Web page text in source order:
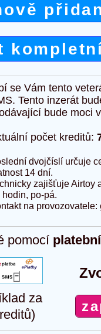
se Vám tento
Tento inzerát
bude moci
počet kreditů:
dvojčíslí určuje
14 dní.
zajišťuje Airtoy
hodin, po-pá.
na provozovatele:
pomocí
za